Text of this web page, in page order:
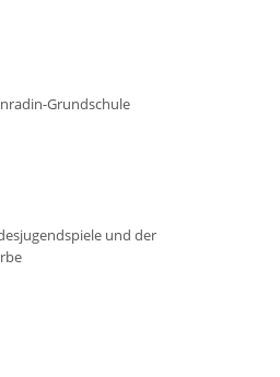
Grundschule
und der